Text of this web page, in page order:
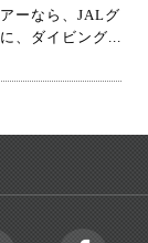
ーなら、JALグ
、ダイビング...